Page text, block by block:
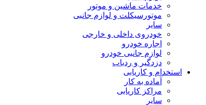
خدمات ماشین و موتور
موتورسیکلت و لوازم جانبی
سایر
خودروی داخلی و خارجی
اجاره خودرو
لوازم جانبی خودرو
دزدگیر و ردیاب
استخدام و کاریابی
آماده به کار
مراکز کاریابی
سایر